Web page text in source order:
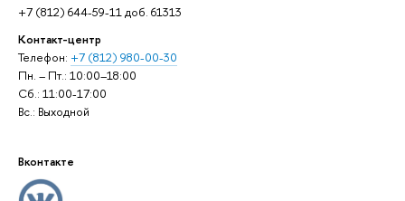
+7 (812) 644-59-11 доб. 61313
Контакт-центр
Телефон: +7 (812) 980-00-30
Пн. – Пт.: 10:00–18:00
Сб.: 11:00-17:00
Вс.: Выходной
Вконтакте